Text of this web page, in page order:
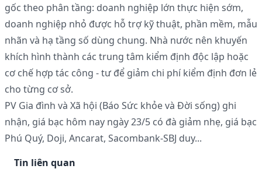
gốc theo phân tầng: doanh nghiệp lớn thực hiện sớm,
doanh nghiệp nhỏ được hỗ trợ kỹ thuật, phần mềm, mẫu
nhãn và hạ tầng số dùng chung. Nhà nước nên khuyến
khích hình thành các trung tâm kiểm định độc lập hoặc
cơ chế hợp tác công - tư để giảm chi phí kiểm định đơn lẻ
cho từng cơ sở.
PV Gia đình và Xã hội (Báo Sức khỏe và Đời sống) ghi
nhận, giá bạc hôm nay ngày 23/5 có đà giảm nhẹ, giá bạc
Phú Quý, Doji, Ancarat, Sacombank-SBJ duy...
Tin liên quan